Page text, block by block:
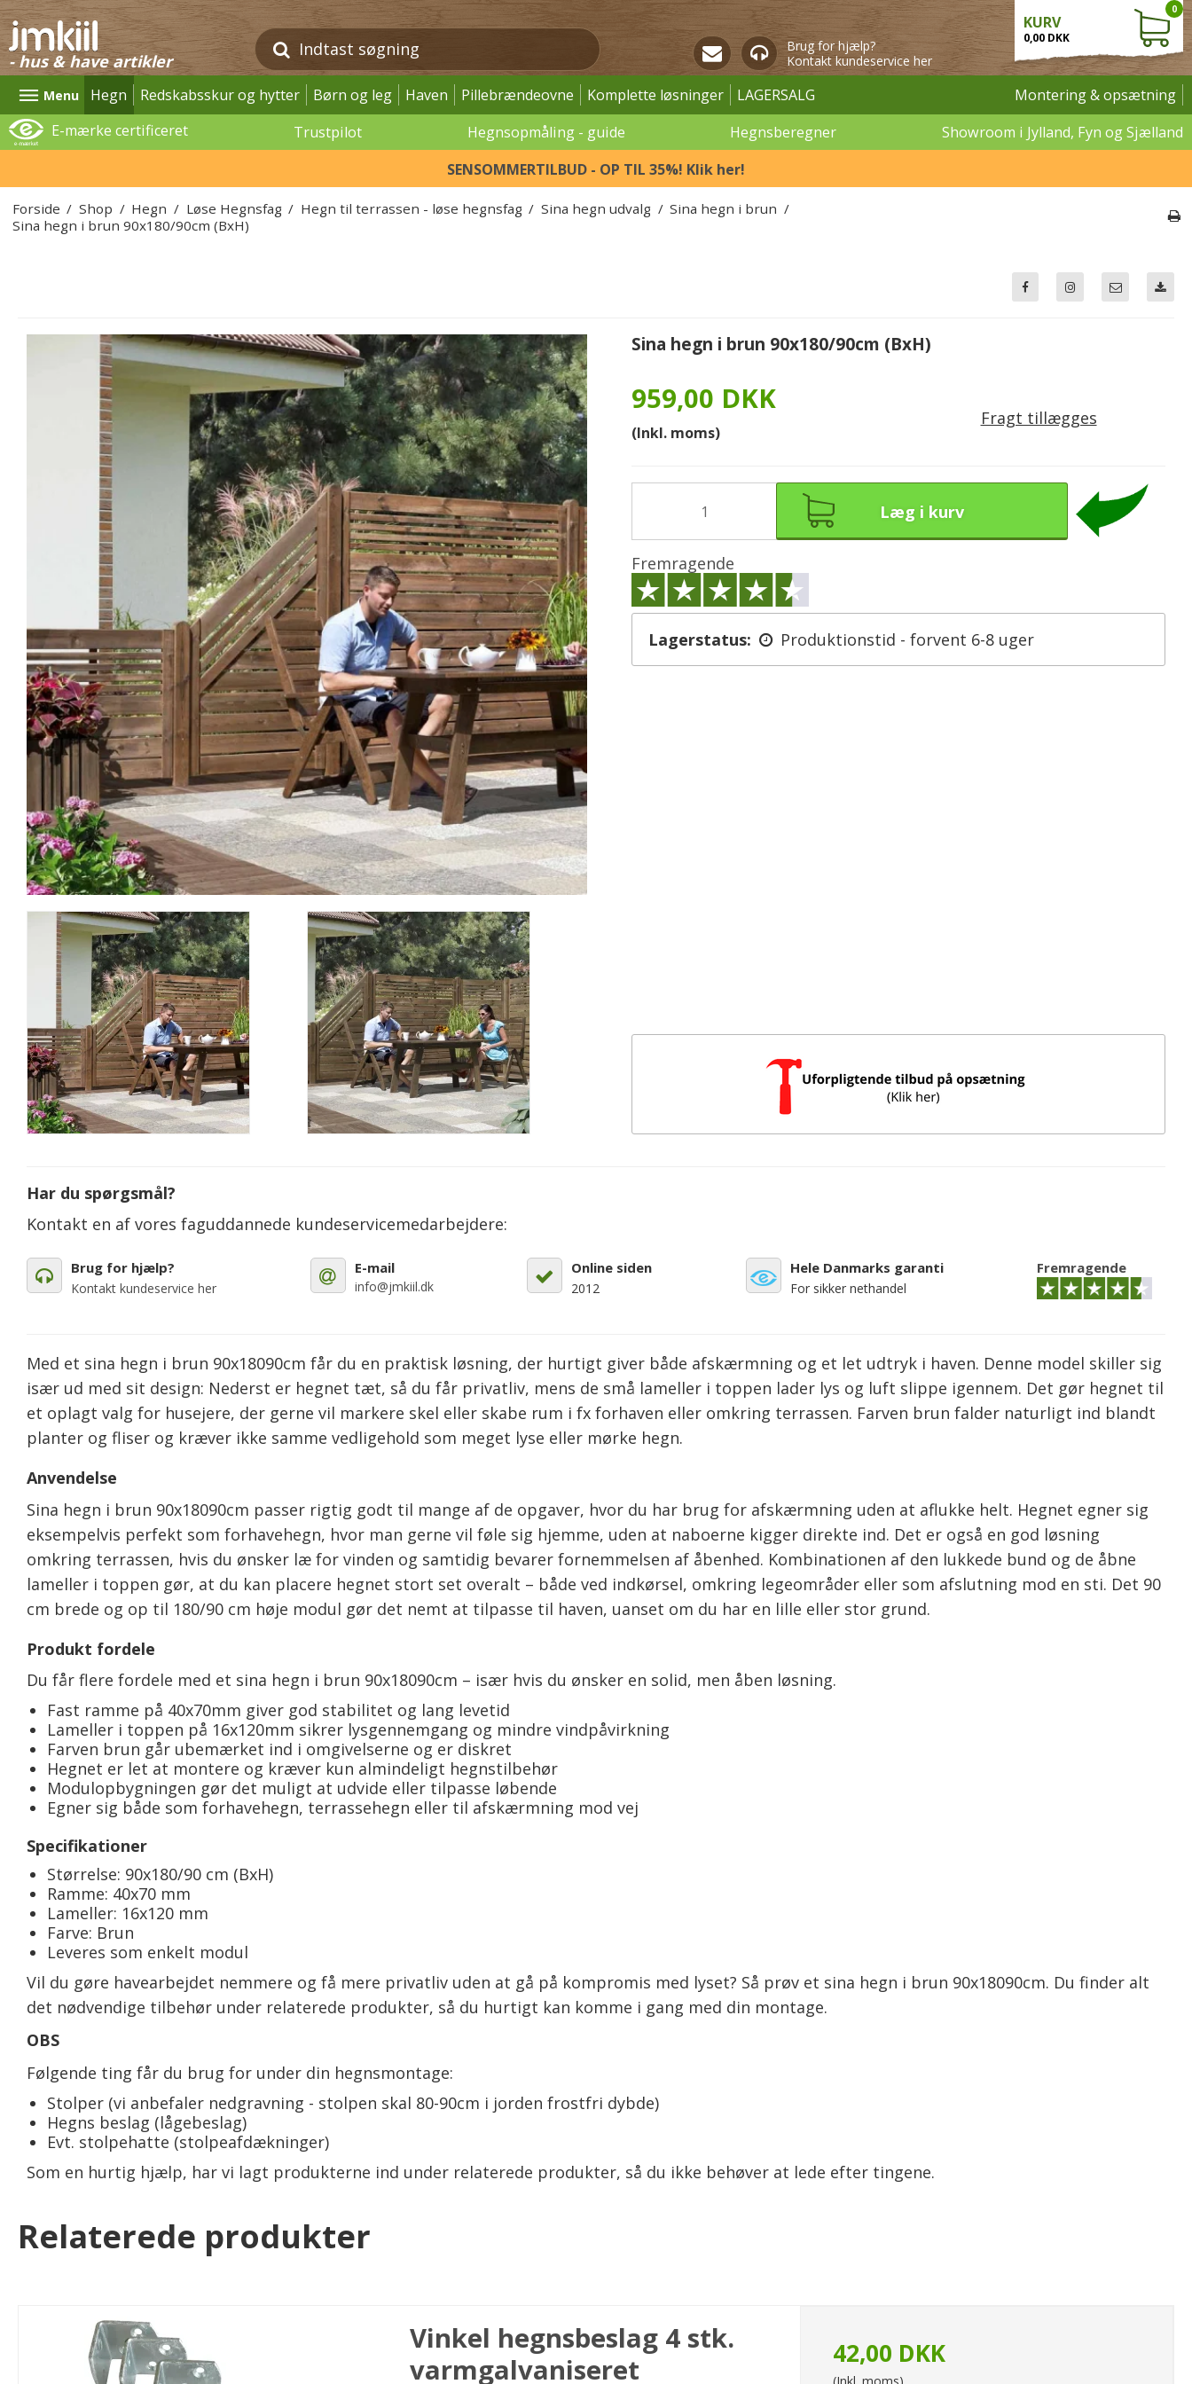
- hus & have artikler
Brug for hjælp?
Kontakt kundeservice her
KURV
0,00 DKK
0
Menu Hegn Redskabsskur og hytter Børn og leg Haven Pillebrændeovne Komplette løsninger LAGERSALG
Montering & opsætning
E-mærke certificeret
Trustpilot Hegnsopmåling - guide Hegnsberegner
Showroom i Jylland, Fyn og Sjælland
SENSOMMERTILBUD - OP TIL 35%! Klik her!
Forside / Shop / Hegn / Løse Hegnsfag / Hegn til terrassen - løse hegnsfag / Sina hegn udvalg / Sina hegn i brun /
Sina hegn i brun 90x180/90cm (BxH)
Sina hegn i brun 90x180/90cm (BxH)
959,00 DKK
(Inkl. moms)
Fragt tillægges
Læg i kurv
Fremragende
Lagerstatus: Produktionstid - forvent 6-8 uger
Har du spørgsmål?
Kontakt en af vores faguddannede kundeservicemedarbejdere:
Brug for hjælp?
Kontakt kundeservice her
E-mail
info@jmkiil.dk
Online siden
2012
Hele Danmarks garanti
For sikker nethandel
Fremragende
Med et sina hegn i brun 90x18090cm får du en praktisk løsning, der hurtigt giver både afskærmning og et let udtryk i haven. Denne model skiller sig
især ud med sit design: Nederst er hegnet tæt, så du får privatliv, mens de små lameller i toppen lader lys og luft slippe igennem. Det gør hegnet til
et oplagt valg for husejere, der gerne vil markere skel eller skabe rum i fx forhaven eller omkring terrassen. Farven brun falder naturligt ind blandt
planter og fliser og kræver ikke samme vedligehold som meget lyse eller mørke hegn.
Anvendelse
Sina hegn i brun 90x18090cm passer rigtig godt til mange af de opgaver, hvor du har brug for afskærmning uden at aflukke helt. Hegnet egner sig
eksempelvis perfekt som forhavehegn, hvor man gerne vil føle sig hjemme, uden at naboerne kigger direkte ind. Det er også en god løsning
omkring terrassen, hvis du ønsker læ for vinden og samtidig bevarer fornemmelsen af åbenhed. Kombinationen af den lukkede bund og de åbne
lameller i toppen gør, at du kan placere hegnet stort set overalt – både ved indkørsel, omkring legeområder eller som afslutning mod en sti. Det 90
cm brede og op til 180/90 cm høje modul gør det nemt at tilpasse til haven, uanset om du har en lille eller stor grund.
Produkt fordele
Du får flere fordele med et sina hegn i brun 90x18090cm – især hvis du ønsker en solid, men åben løsning.
Fast ramme på 40x70mm giver god stabilitet og lang levetid
Lameller i toppen på 16x120mm sikrer lysgennemgang og mindre vindpåvirkning
Farven brun går ubemærket ind i omgivelserne og er diskret
Hegnet er let at montere og kræver kun almindeligt hegnstilbehør
Modulopbygningen gør det muligt at udvide eller tilpasse løbende
Egner sig både som forhavehegn, terrassehegn eller til afskærmning mod vej
Specifikationer
Størrelse: 90x180/90 cm (BxH)
Ramme: 40x70 mm
Lameller: 16x120 mm
Farve: Brun
Leveres som enkelt modul
Vil du gøre havearbejdet nemmere og få mere privatliv uden at gå på kompromis med lyset? Så prøv et sina hegn i brun 90x18090cm. Du finder alt
det nødvendige tilbehør under relaterede produkter, så du hurtigt kan komme i gang med din montage.
OBS
Følgende ting får du brug for under din hegnsmontage:
Stolper (vi anbefaler nedgravning - stolpen skal 80-90cm i jorden frostfri dybde)
Hegns beslag (lågebeslag)
Evt. stolpehatte (stolpeafdækninger)
Som en hurtig hjælp, har vi lagt produkterne ind under relaterede produkter, så du ikke behøver at lede efter tingene.
Relaterede produkter
Vinkel hegnsbeslag 4 stk.
varmgalvaniseret
42,00 DKK